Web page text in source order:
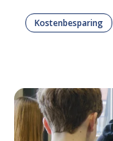
Kostenbesparing